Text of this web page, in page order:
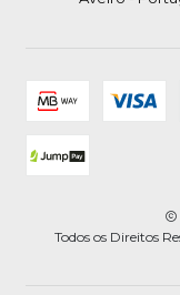
Todos os Direitos